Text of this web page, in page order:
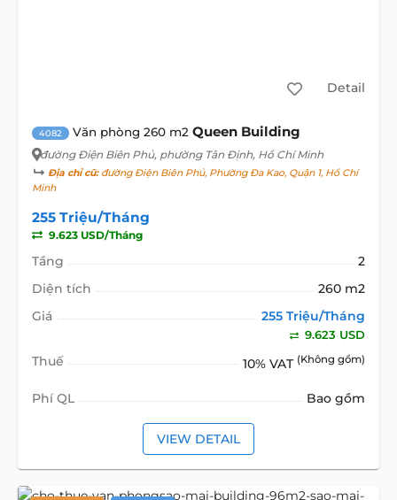
Detail
4082 Văn phòng 260 m2 Queen Building
đường Điện Biên Phủ, phường Tân Định, Hồ Chí Minh
Địa chỉ cũ:đường Điện Biên Phủ, Phường Đa Kao, Quận 1, Hồ Chí
Minh
255 Triệu/Tháng
9.623 USD/Tháng
Tầng
2
Diện tích
260 m2
Giá
255 Triệu/Tháng
9.623 USD
Thuế 10% VAT (Không gồm)
Phí QL Bao gồm
VIEW DETAIL